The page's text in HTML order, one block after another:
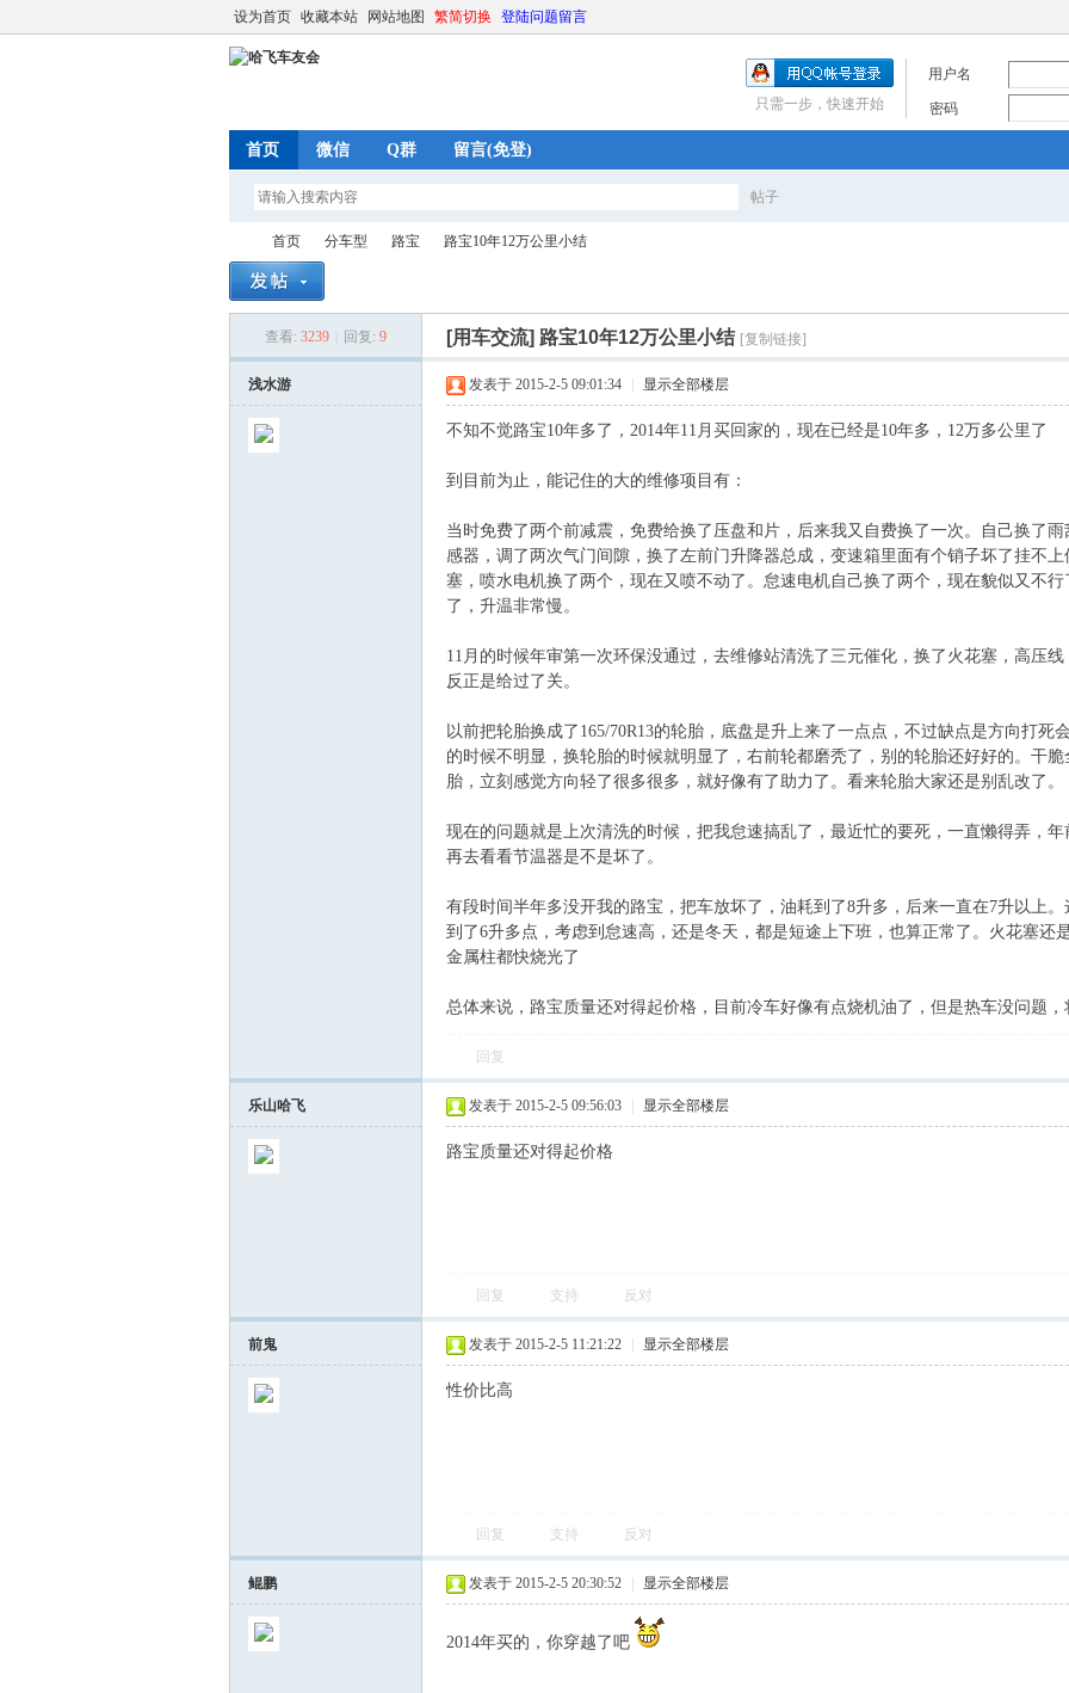
设为首页 收藏本站 网站地图 繁简切换 登陆问题留言
用户名
密码
只需一步，快速开始
首页 微信 Q群 留言(免登)
帖子
首页
›
分车型
›
路宝 路宝10年12万公里小结
查看: 3239 回复: 9 [用车交流] 路宝10年12万公里小结 [复制链接]
浅水游 发表于 2015-2-5 09:01:34 显示全部楼层
不知不觉路宝10年多了，2014年11月买回家的，现在已经是10年多，12万多公里了
到目前为止，能记住的大的维修项目有：
当时免费了两个前减震，免费给换了压盘和片，后来我又自费换了一次。自己换了
感器，调了两次气门间隙，换了左前门升降器总成，变速箱里面有个销子坏了挂不
塞，喷水电机换了两个，现在又喷不动了。怠速电机自己换了两个，现在貌似又不
了，升温非常慢。
11月的时候年审第一次环保没通过，去维修站清洗了三元催化，换了火花塞，高压线
反正是给过了关。
以前把轮胎换成了165/70R13的轮胎，底盘是升上来了一点点，不过缺点是方向打死
的时候不明显，换轮胎的时候就明显了，右前轮都磨秃了，别的轮胎还好好的。干脆
胎，立刻感觉方向轻了很多很多，就好像有了助力了。看来轮胎大家还是别乱改了。
现在的问题就是上次清洗的时候，把我怠速搞乱了，最近忙的要死，一直懒得弄，
再去看看节温器是不是坏了。
有段时间半年多没开我的路宝，把车放坏了，油耗到了8升多，后来一直在7升以上
到了6升多点，考虑到怠速高，还是冬天，都是短途上下班，也算正常了。火花塞还
金属柱都快烧光了
总体来说，路宝质量还对得起价格，目前冷车好像有点烧机油了，但是热车没问题
回复
乐山哈飞 发表于 2015-2-5 09:56:03 显示全部楼层
路宝质量还对得起价格
回复 支持 反对
前鬼 发表于 2015-2-5 11:21:22 显示全部楼层
性价比高
回复 支持 反对
鲲鹏 发表于 2015-2-5 20:30:52 显示全部楼层
2014年买的，你穿越了吧